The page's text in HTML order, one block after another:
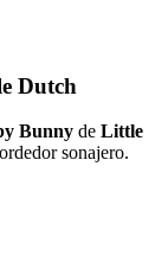
Dutch
Bunny de Little
sonajero.